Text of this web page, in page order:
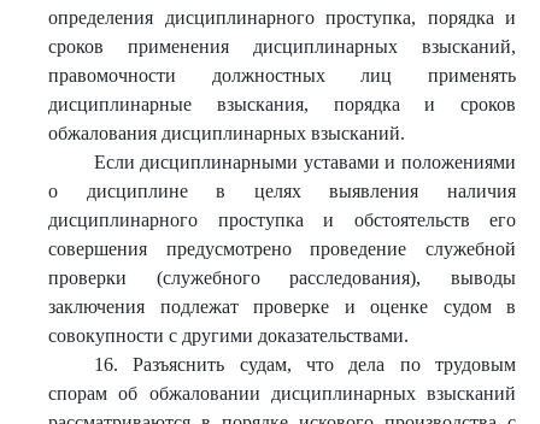
определения дисциплинарного проступка, порядка и
сроков применения дисциплинарных взысканий,
правомочности должностных лиц применять
дисциплинарные взыскания, порядка и сроков
обжалования дисциплинарных взысканий.
Если дисциплинарными уставами и положениями
о дисциплине в целях выявления наличия
дисциплинарного проступка и обстоятельств его
совершения предусмотрено проведение служебной
проверки (служебного расследования), выводы
заключения подлежат проверке и оценке судом в
совокупности с другими доказательствами.
16. Разъяснить судам, что дела по трудовым
спорам об обжаловании дисциплинарных взысканий